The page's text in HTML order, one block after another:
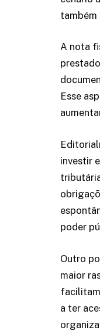
também
A nota
Esse
investir
poder
Outro
maior
a ter